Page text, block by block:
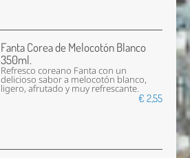
Fanta Corea de Melocotón Blanco
350ml.
Refresco coreano Fanta con un
delicioso sabor a melocotón blanco,
ligero, afrutado y muy refrescante.
€ 2,55